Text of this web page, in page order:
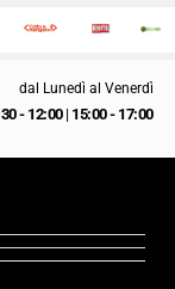
dal Lunedì al Venerdì
- 12:00| 15:00 - 17:00